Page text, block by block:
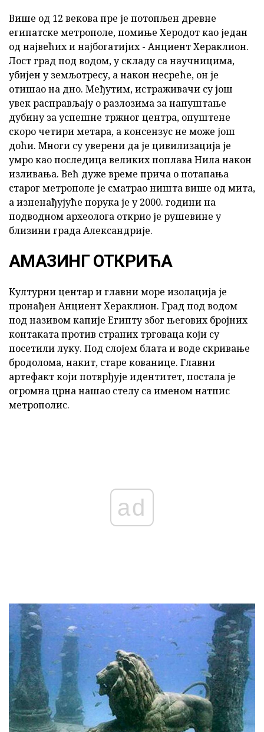
Више од 12 векова пре је потопљен древне
египатске метрополе, помиње Херодот као један
од највећих и најбогатијих - Анциент Хераклион.
Лост град под водом, у складу са научницима,
убијен у земљотресу, а након несреће, он је
отишао на дно. Међутим, истраживачи су још
увек расправљају о разлозима за напуштање
дубину за успешне тржног центра, опуштене
скоро четири метара, а консензус не може још
доћи. Многи су уверени да је цивилизација је
умро као последица великих поплава Нила након
изливања. Већ дуже време прича о потапања
старог метрополе је сматрао ништа више од мита,
а изненађујуће порука је у 2000. години на
подводном археолога открио је рушевине у
близини града Александрије.
АМАЗИНГ ОТКРИЋА
Културни центар и главни море изолација је
пронађен Анциент Хераклион. Град под водом
под називом капије Египту због његових бројних
контаката против страних трговаца који су
посетили луку. Под слојем блата и воде скривање
бродолома, накит, старе кованице. Главни
артефакт који потврђује идентитет, постала је
огромна црна нашао стелу са именом натпис
метрополис.
ad